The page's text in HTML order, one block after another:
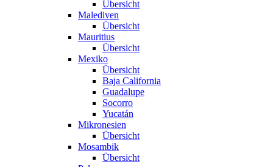
Übersicht
Malediven
Übersicht
Mauritius
Übersicht
Mexiko
Übersicht
Baja California
Guadalupe
Socorro
Yucatán
Mikronesien
Übersicht
Mosambik
Übersicht